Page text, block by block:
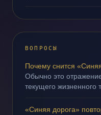
ВОПРОСЫ
Почему снится
Обычно это
текущего жизненного
«Синяя дорога»